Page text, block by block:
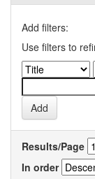
Add filters:
Use filters to
Results/Page
In order